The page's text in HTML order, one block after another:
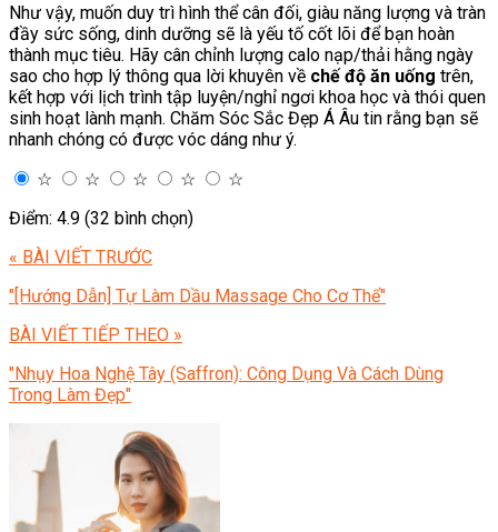
Như vậy, muốn duy trì hình thể cân đối, giàu năng lượng và tràn
đầy sức sống, dinh dưỡng sẽ là yếu tố cốt lõi để bạn hoàn
thành mục tiêu. Hãy cân chỉnh lượng calo nạp/thải hằng ngày
sao cho hợp lý thông qua lời khuyên về chế độ ăn uống trên,
kết hợp với lịch trình tập luyện/nghỉ ngơi khoa học và thói quen
sinh hoạt lành mạnh. Chăm Sóc Sắc Đẹp Á Âu tin rằng bạn sẽ
nhanh chóng có được vóc dáng như ý.
☆
☆ ☆ ☆
☆
Điểm: 4.9 (32 bình chọn)
« BÀI VIẾT TRƯỚC
"[Hướng Dẫn] Tự Làm Dầu Massage Cho Cơ Thể"
BÀI VIẾT TIẾP THEO »
"Nhụy Hoa Nghệ Tây (Saffron): Công Dụng Và Cách Dùng
Trong Làm Đẹp"